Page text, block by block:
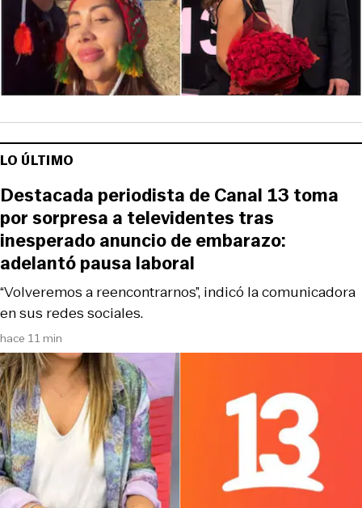
LO ÚLTIMO
hace 11 min
“Volveremos a reencontrarnos”, indicó la comunicadora
en sus redes sociales.
Destacada periodista de Canal 13 toma
por sorpresa a televidentes tras
inesperado anuncio de embarazo:
adelantó pausa laboral